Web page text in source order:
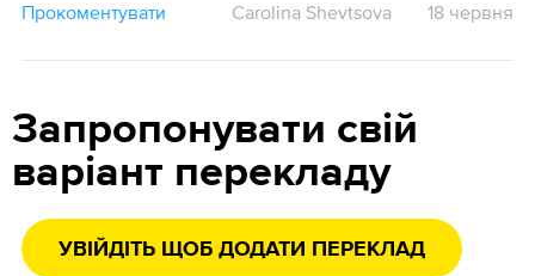
Прокоментувати Carolina Shevtsova 18 червня
Запропонувати свій
варіант перекладу
УВІЙДІТЬ ЩОБ ДОДАТИ ПЕРЕКЛАД